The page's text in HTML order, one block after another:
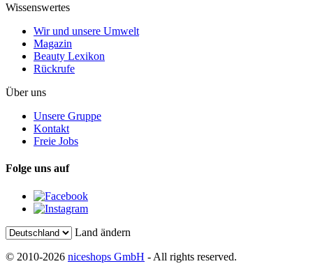
Wissenswertes
Wir und unsere Umwelt
Magazin
Beauty Lexikon
Rückrufe
Über uns
Unsere Gruppe
Kontakt
Freie Jobs
Folge uns auf
Land ändern
© 2010-2026 niceshops GmbH - All rights reserved.